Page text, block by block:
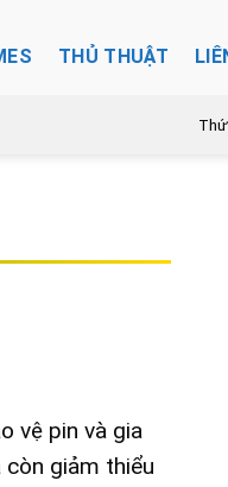
THỦ THUẬT
vệ pin và gia
giảm thiểu